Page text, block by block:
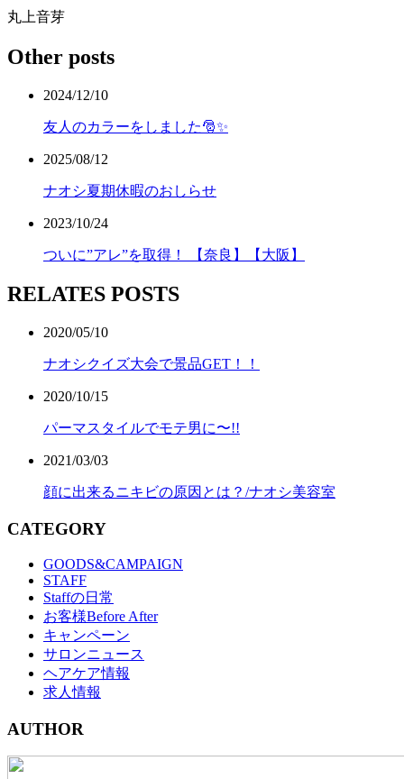
丸上音芽
Other posts
2024/12/10
友人のカラーをしました🎅✨
2025/08/12
ナオシ夏期休暇のおしらせ
2023/10/24
ついに”アレ”を取得！ 【奈良】【大阪】
RELATES POSTS
2020/05/10
ナオシクイズ大会で景品GET！！
2020/10/15
パーマスタイルでモテ男に〜!!
2021/03/03
顔に出来るニキビの原因とは？/ナオシ美容室
CATEGORY
GOODS&CAMPAIGN
STAFF
Staffの日常
お客様Before After
キャンペーン
サロンニュース
ヘアケア情報
求人情報
AUTHOR